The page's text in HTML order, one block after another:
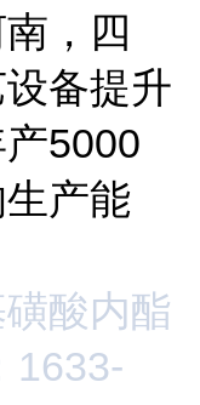
，四
备提升
5000
产能
磺酸内酯
1633-